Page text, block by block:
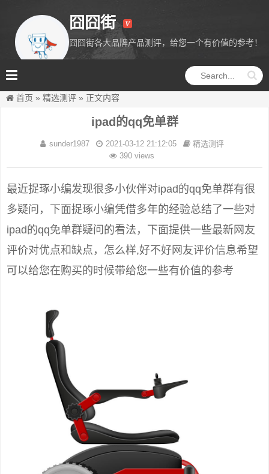
囧囧街
囧囧街各大品牌产品测评，给您一个有价值的参考！
首页 » 精选测评 » 正文内容
ipad的qq免单群
sunder1987 2021-03-12 21:12:05
精选测评
390 views
最近捉琢小编发现很多小伙伴对ipad的qq免单群有很
多疑问，下面捉琢小编凭借多年的经验总结了一些对
ipad的qq免单群疑问的看法，下面提供一些最新网友
评价对优点和缺点，怎么样,好不好网友评价信息希望
可以给您在购买的时候带给您一些有价值的参考